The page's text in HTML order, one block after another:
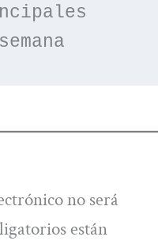
no será
están